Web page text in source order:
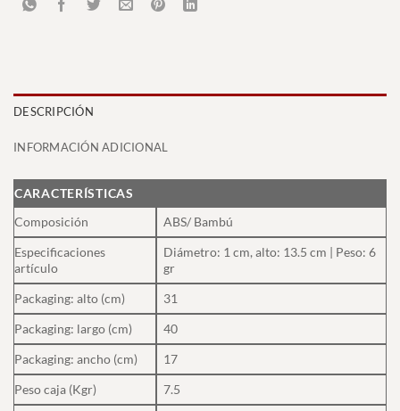
DESCRIPCIÓN
INFORMACIÓN ADICIONAL
CARACTERÍSTICAS
Composición
ABS/ Bambú
Especificaciones
artículo
Diámetro: 1 cm, alto: 13.5 cm | Peso: 6
gr
Packaging: alto (cm)
31
Packaging: largo (cm)
40
Packaging: ancho (cm)
17
Peso caja (Kgr)
7.5